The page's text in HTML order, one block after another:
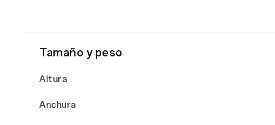
Tamaño y peso
Altura
Anchura